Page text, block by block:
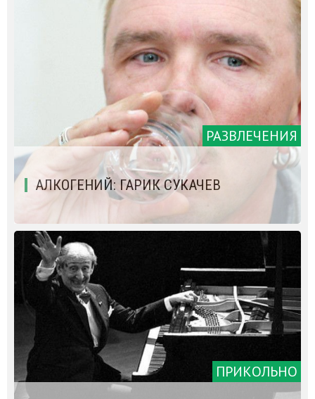
РАЗВЛЕЧЕНИЯ
АЛКОГЕНИЙ: ГАРИК СУКАЧЕВ
ПРИКОЛЬНО